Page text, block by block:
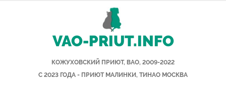
VAO-PRIUT.INFO
КОЖУХОВСКИЙ ПРИЮТ, ВАО, 2009-2022
С 2023 ГОДА - ПРИЮТ МАЛИНКИ, ТИНАО МОСКВА